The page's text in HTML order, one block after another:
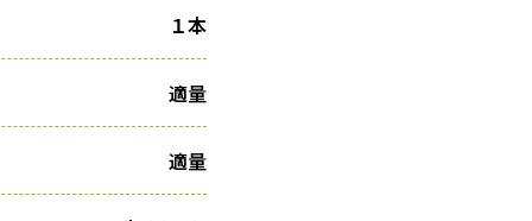
１本
適量
適量